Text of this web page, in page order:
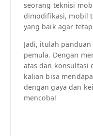
seorang teknisi
dimodifikasi, mobil
yang baik agar
Jadi, itulah
pemula. Dengan
atas dan konsultasi
kalian bisa
dengan gaya dan
mencoba!